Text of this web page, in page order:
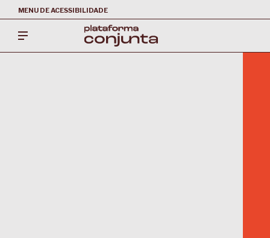
MENU DE ACESSIBILIDADE